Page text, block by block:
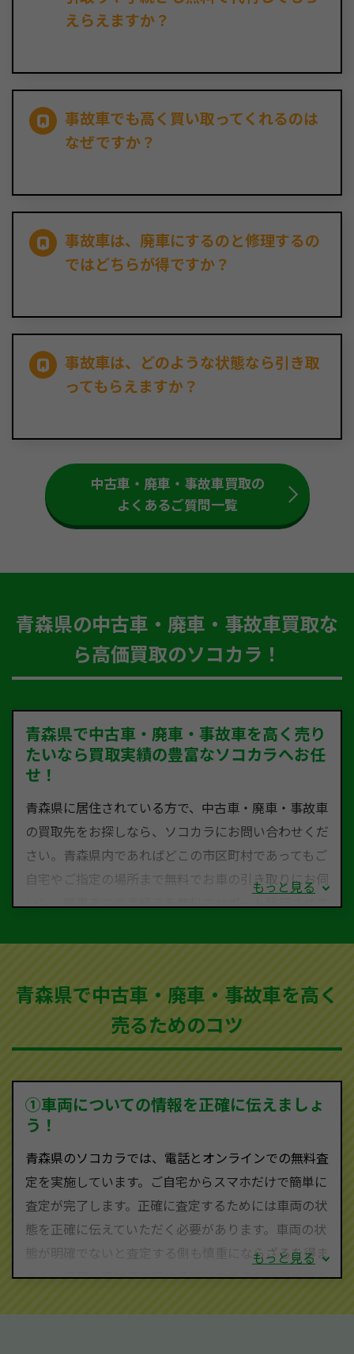
えらえますか？
事故車でも高く買い取ってくれるのは
なぜですか？
事故車は、廃車にするのと修理するの
ではどちらが得ですか？
事故車は、どのような状態なら引き取
ってもらえますか？
中古車・廃車・事故車買取の
よくあるご質問一覧
青森県の中古車・廃車・事故車買取な
ら高価買取のソコカラ！
青森県で中古車・廃車・事故車を高く売り
たいなら買取実績の豊富なソコカラへお任
せ！
青森県に居住されている方で、中古車・廃車・事故車
の買取先をお探しなら、ソコカラにお問い合わせくだ
さい。青森県内であればどこの市区町村であってもご
自宅やご指定の場所まで無料でお車の引き取りにお伺
いし、廃車までの手続きを無料でサポート代行させて
など動かない車、水害車、不動車、乗らなくなってし
買取可能です。
ソコカラは世界１１０か国に独自の販売ネットワーク
を持ち、国内に自社物流網、自社ヤードをもっている
す。
590-870）までお問い合わせ下さい。
査定・ご相談・見積もりはすべて無料で行います。安
心してお問い合わせください。
もっと見る
青森県で中古車・廃車・事故車を高く
売るためのコツ
①車両についての情報を正確に伝えましょ
う！
青森県のソコカラでは、電話とオンラインでの無料査
定を実施しています。ご自宅からスマホだけで簡単に
査定が完了します。正確に査定するためには車両の状
態を正確に伝えていただく必要があります。車両の状
態が明確でないと査定する側も慎重にならざるを得ま
せん。廃車・事故車査定する際はできるだけ車検証を
もっと見る